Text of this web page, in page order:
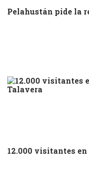
Pelahustán pide la
12.000 visitantes